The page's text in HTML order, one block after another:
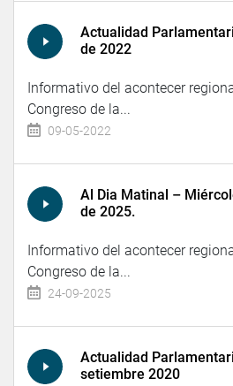
Actualidad
de 2022
Informativo del acontecer
Congreso de la...
09-05-2022
Al Dia Matinal –
de 2025.
Informativo del acontecer
Congreso de la...
24-09-2025
Actualidad
setiembre 2020